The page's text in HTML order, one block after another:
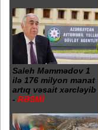
Saleh Məmmədov 1
ilə 176 milyon manat
artıq vəsait xərcləyib
- RƏSMİ